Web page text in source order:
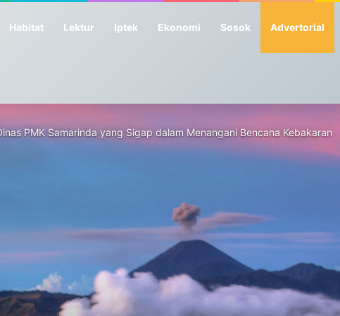
Habitat Lektur Iptek Ekonomi Sosok Advertorial
PMK Samarinda yang Sigap dalam Menangani Bencana Kebakaran